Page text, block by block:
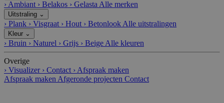
› Ambiant › Belakos › Gelasta Alle merken
Uitstraling ⌄
› Plank › Visgraat › Hout › Betonlook Alle uitstralingen
Kleur ⌄
› Bruin › Naturel › Grijs › Beige Alle kleuren
Overige
› Visualizer › Contact › Afspraak maken
Afspraak maken Afgeronde projecten Contact